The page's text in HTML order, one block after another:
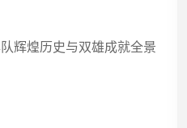
辉煌历史与双雄成就全景